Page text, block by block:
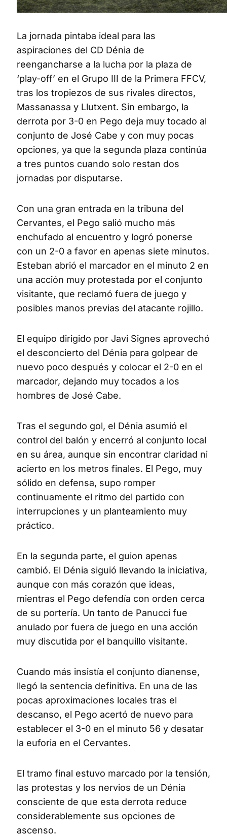
La jornada pintaba ideal para las
aspiraciones del CD Dénia de
reengancharse a la lucha por la plaza de
‘play-off’ en el Grupo III de la Primera FFCV,
tras los tropiezos de sus rivales directos,
Massanassa y Llutxent. Sin embargo, la
derrota por 3-0 en Pego deja muy tocado al
conjunto de José Cabe y con muy pocas
opciones, ya que la segunda plaza continúa
a tres puntos cuando solo restan dos
jornadas por disputarse.
Con una gran entrada en la tribuna del
Cervantes, el Pego salió mucho más
enchufado al encuentro y logró ponerse
con un 2-0 a favor en apenas siete minutos.
Esteban abrió el marcador en el minuto 2 en
una acción muy protestada por el conjunto
visitante, que reclamó fuera de juego y
posibles manos previas del atacante rojillo.
El equipo dirigido por Javi Signes aprovechó
el desconcierto del Dénia para golpear de
nuevo poco después y colocar el 2-0 en el
marcador, dejando muy tocados a los
hombres de José Cabe.
Tras el segundo gol, el Dénia asumió el
control del balón y encerró al conjunto local
en su área, aunque sin encontrar claridad ni
acierto en los metros finales. El Pego, muy
sólido en defensa, supo romper
continuamente el ritmo del partido con
interrupciones y un planteamiento muy
práctico.
En la segunda parte, el guion apenas
cambió. El Dénia siguió llevando la iniciativa,
aunque con más corazón que ideas,
mientras el Pego defendía con orden cerca
de su portería. Un tanto de Panucci fue
anulado por fuera de juego en una acción
muy discutida por el banquillo visitante.
Cuando más insistía el conjunto dianense,
llegó la sentencia definitiva. En una de las
pocas aproximaciones locales tras el
descanso, el Pego acertó de nuevo para
establecer el 3-0 en el minuto 56 y desatar
la euforia en el Cervantes.
El tramo final estuvo marcado por la tensión,
las protestas y los nervios de un Dénia
consciente de que esta derrota reduce
considerablemente sus opciones de
ascenso.